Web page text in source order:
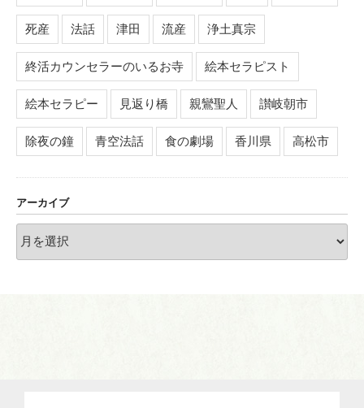
死産 法話 津田 流産 浄土真宗
終活カウンセラーのいるお寺 絵本セラピスト
絵本セラピー 見返り橋 親鸞聖人 讃岐朝市
除夜の鐘 青空法話 食の劇場 香川県 高松市
アーカイブ
ー